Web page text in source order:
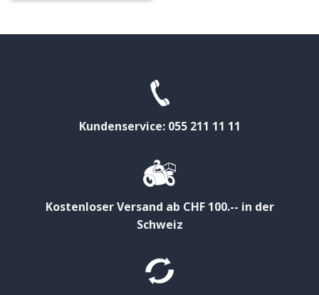
Kundenservice: 055 211 11 11
Kostenloser Versand ab CHF 100.-- in der
Schweiz